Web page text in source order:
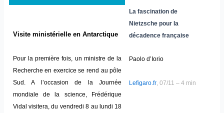
La fascination de
Nietzsche pour la
décadence française
Paolo d’Iorio
Lefigaro.fr, 07/11 – 4 min
Visite ministérielle en Antarctique
Pour la première fois, un ministre de la
Recherche en exercice se rend au pôle
Sud. A l’occasion de la Journée
mondiale de la science, Frédérique
Vidal visitera, du vendredi 8 au lundi 18